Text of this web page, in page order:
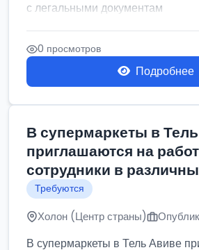
с легальными документам
0 просмотров
Подробнее
В супермаркеты в
приглашаются на
сотрудники в
Требуются
Холон (Центр страны)
В супермаркеты в Тель Авиве